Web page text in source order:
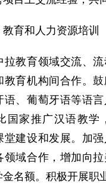
和人力资源培训
育领域交流、流
教育机构间合作。
语、葡萄牙语等语
国家推广汉语教学
堂建设和发展。加
领域合作，增加向
名额。积极开展职